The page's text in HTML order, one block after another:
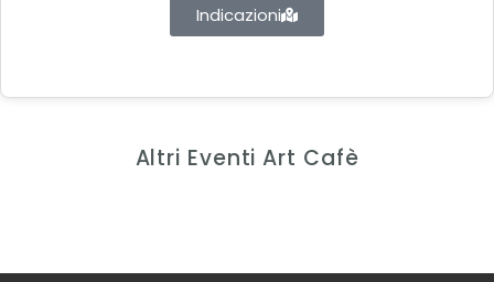
Indicazioni
Altri Eventi Art Cafè